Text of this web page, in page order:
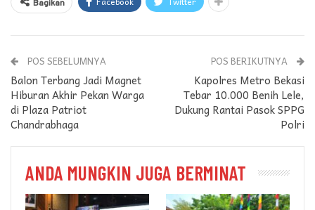
Bagikan
POS SEBELUMNYA
Balon Terbang Jadi Magnet
Hiburan Akhir Pekan Warga
di Plaza Patriot
Chandrabhaga
POS BERIKUTNYA
Kapolres Metro Bekasi
Tebar 10.000 Benih Lele,
Dukung Rantai Pasok SPPG
Polri
ANDA MUNGKIN JUGA BERMINAT